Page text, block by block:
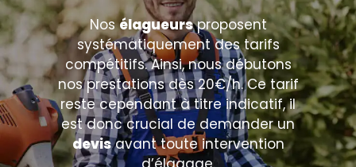
Nosélagueursproposent
systématiquement des tarifs
compétitifs. Ainsi, nous débutons
nos prestations dès 20€/h. Ce tarif
reste cependant à titre indicatif, il
est donc crucial de demander un
devisavant toute intervention